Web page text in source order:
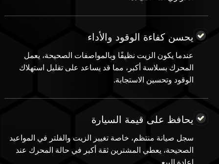
يحسن كفاءة الوقود والأداء
عندما يكون الزيت نظيفًا وبالمواصفات الصحيحة، يعمل
المحرك بسلاسة أكبر، مما قد يساعد على تقليل استهلاك
الوقود وتحسين الاستجابة.
يحافظ على قيمة السيارة
سجل صيانة منتظم، خاصة تغيير الزيت والفلتر في المواعيد
الصحيحة، يعطي المشترين ثقة أكبر في حالة المحرك عند